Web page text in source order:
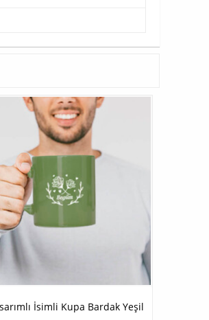
İsimli Kupa Bardak Yeşil